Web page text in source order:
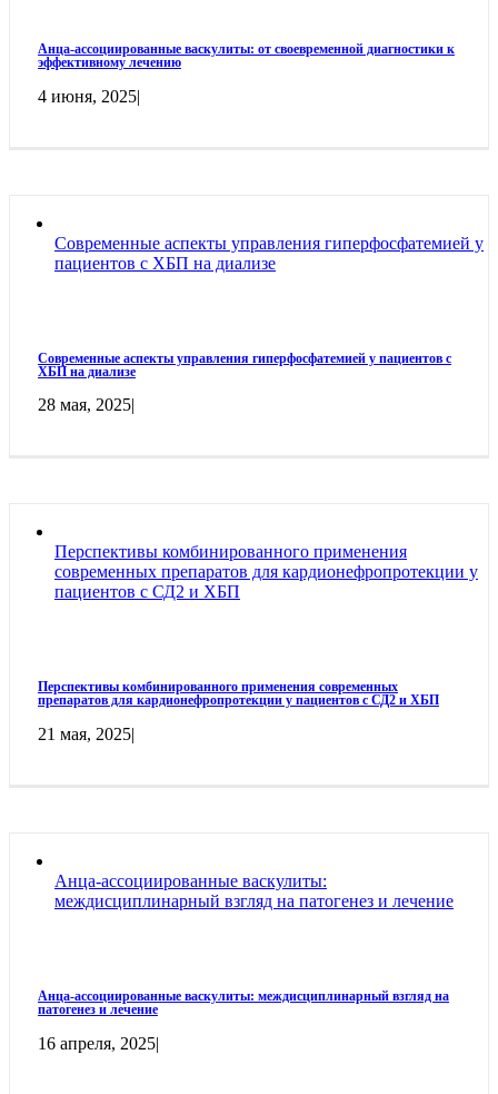
Анца-ассоциированные васкулиты: от своевременной диагностики к
эффективному лечению
4 июня, 2025|
Современные аспекты управления гиперфосфатемией у
пациентов с ХБП на диализе
Современные аспекты управления гиперфосфатемией у пациентов с
ХБП на диализе
28 мая, 2025|
Перспективы комбинированного применения
современных препаратов для кардионефропротекции у
пациентов с СД2 и ХБП
Перспективы комбинированного применения современных
препаратов для кардионефропротекции у пациентов с СД2 и ХБП
21 мая, 2025|
Анца-ассоциированные васкулиты:
междисциплинарный взгляд на патогенез и лечение
Анца-ассоциированные васкулиты: междисциплинарный взгляд на
патогенез и лечение
16 апреля, 2025|